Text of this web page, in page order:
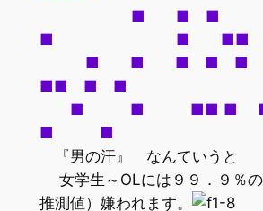
■ ■ ■
■ ■ ■■
■ ■ ■
■■ ■ ■
■ ■ ■■ ■
■ ■
『男の汗』 なんていうと
女学生～OLには９９．９％
推測値）嫌われます。